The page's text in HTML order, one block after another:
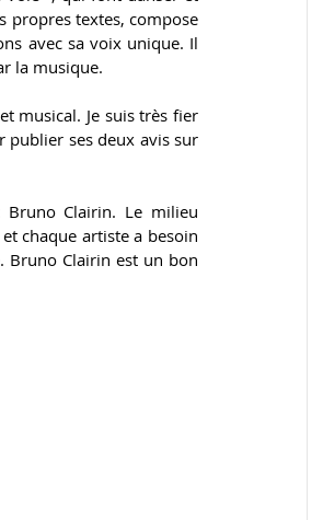
propres textes, compose
avec sa voix unique. Il
la musique.
musical. Je suis très fier
publier ses deux avis sur
Bruno Clairin. Le milieu
chaque artiste a besoin
Bruno Clairin est un bon